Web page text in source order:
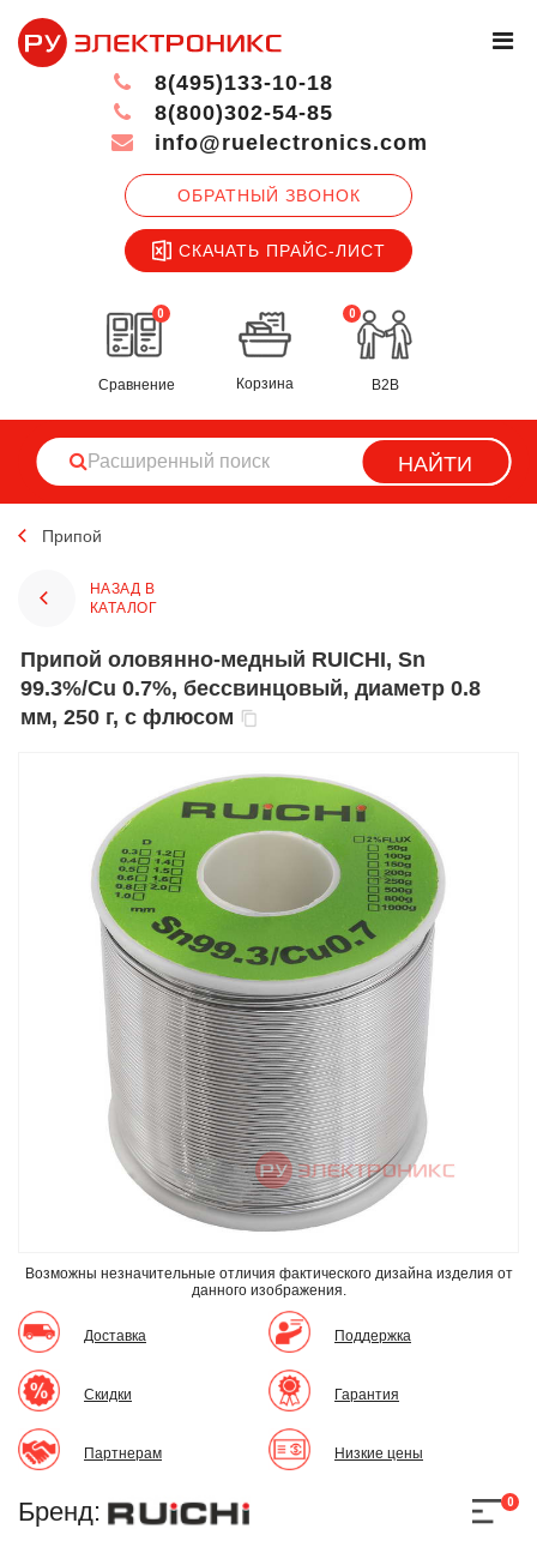
ОБРАТНЫЙ ЗВОНОК
СКАЧАТЬ ПРАЙС-ЛИСТ
8(495)133-10-18
8(800)302-54-85
info@ruelectronics.com
0
Сравнение
0
Корзина B2B
НАЙТИ
Припой
НАЗАД В
КАТАЛОГ
Припой оловянно-медный RUICHI, Sn
99.3%/Cu 0.7%, бессвинцовый, диаметр 0.8
мм, 250 г, с флюсом
Возможны незначительные отличия фактического дизайна изделия от
данного изображения.
Доставка
Скидки
Партнерам
Поддержка
Гарантия
Низкие цены
Бренд: 0